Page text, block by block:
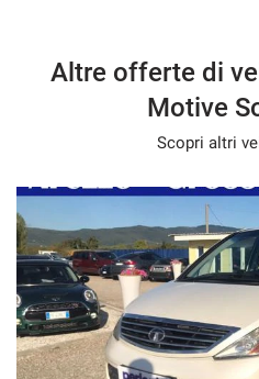
Altre offerte di
Motive
Scopri altri